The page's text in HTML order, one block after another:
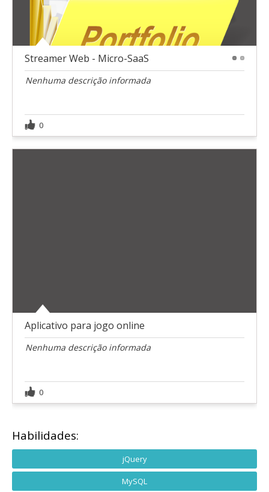
Streamer Web - Micro-SaaS
Nenhuma descrição informada
0
Aplicativo para jogo online
Nenhuma descrição informada
0
Habilidades:
jQuery
MySQL